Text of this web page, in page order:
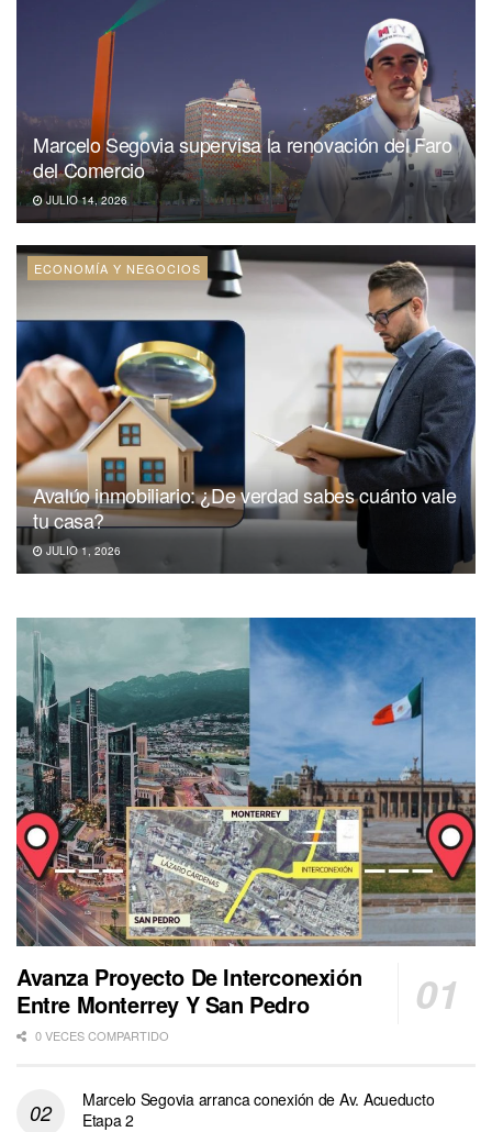
Marcelo Segovia supervisa la renovación del Faro
del Comercio
JULIO 14, 2026
ECONOMÍA Y NEGOCIOS
Avalúo inmobiliario: ¿De verdad sabes cuánto vale
tu casa?
JULIO 1, 2026
Avanza Proyecto De Interconexión
Entre Monterrey Y San Pedro
0 VECES COMPARTIDO
Marcelo Segovia arranca conexión de Av. Acueducto
Etapa 2